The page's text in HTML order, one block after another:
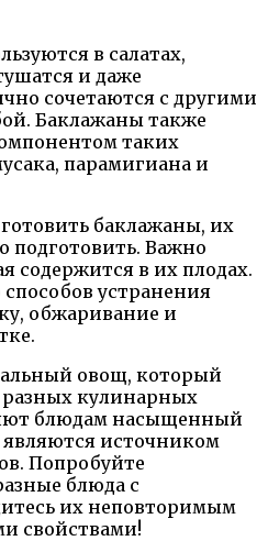
в салатах,
и даже
сочетаются с другими
Баклажаны также
таких
парамигиана и
баклажаны, их
подготовить. Важно
содержится в их плодах.
устранения
обжаривание и
овощ, который
разных кулинарных
блюдам насыщенный
являются источником
Попробуйте
блюда с
их неповторимым
свойствами!